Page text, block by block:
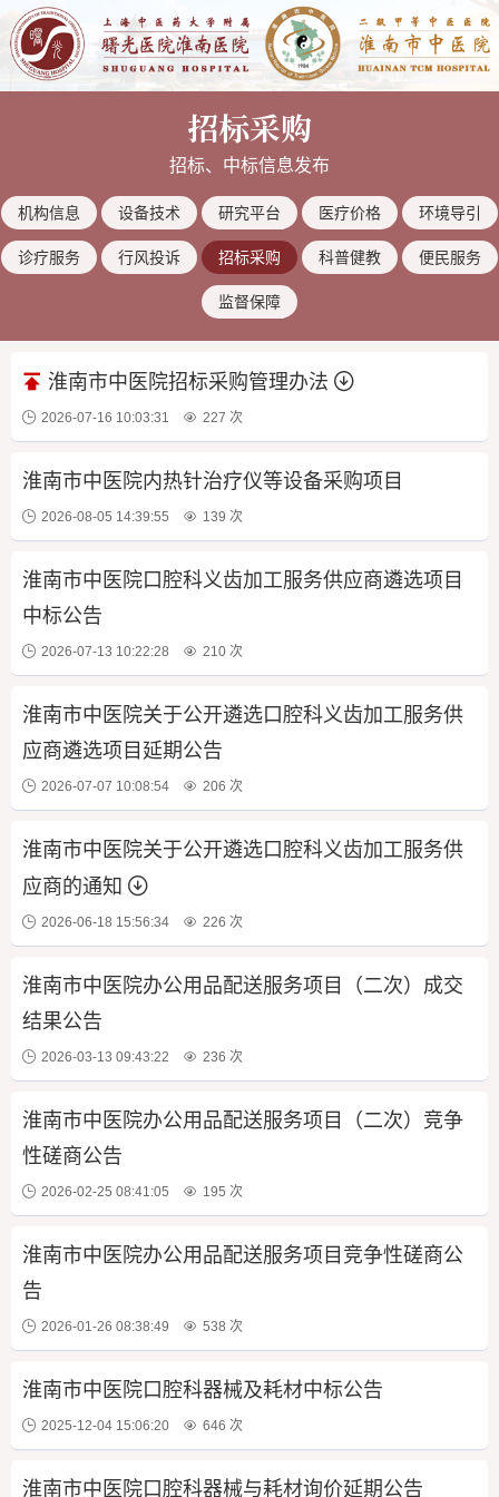
招标采购
招标、中标信息发布
机构信息 设备技术 研究平台 医疗价格 环境导引
诊疗服务 行风投诉 招标采购 科普健教 便民服务
监督保障
淮南市中医院招标采购管理办法
2026-07-16 10:03:31 227 次
淮南市中医院内热针治疗仪等设备采购项目
2026-08-05 14:39:55 139 次
淮南市中医院口腔科义齿加工服务供应商遴选项目
中标公告
2026-07-13 10:22:28 210 次
淮南市中医院关于公开遴选口腔科义齿加工服务供
应商遴选项目延期公告
2026-07-07 10:08:54 206 次
淮南市中医院关于公开遴选口腔科义齿加工服务供
应商的通知
2026-06-18 15:56:34 226 次
淮南市中医院办公用品配送服务项目（二次）成交
结果公告
2026-03-13 09:43:22 236 次
淮南市中医院办公用品配送服务项目（二次）竞争
性磋商公告
2026-02-25 08:41:05 195 次
淮南市中医院办公用品配送服务项目竞争性磋商公
告
2026-01-26 08:38:49 538 次
淮南市中医院口腔科器械及耗材中标公告
2025-12-04 15:06:20 646 次
淮南市中医院口腔科器械与耗材询价延期公告